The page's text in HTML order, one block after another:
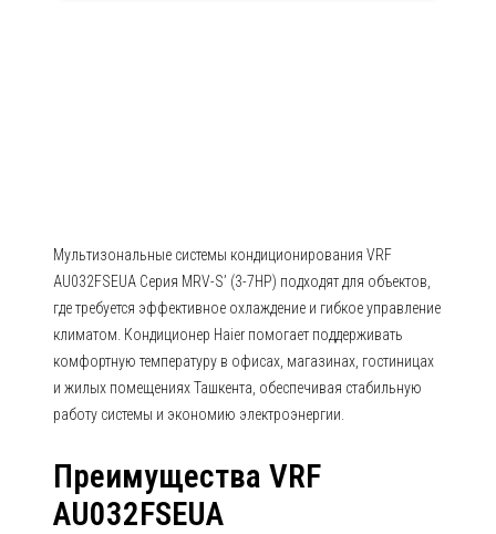
Мультизональные системы кондиционирования VRF
AU032FSEUA Серия MRV-S’ (3-7HP) подходят для объектов,
где требуется эффективное охлаждение и гибкое управление
климатом. Кондиционер Haier помогает поддерживать
комфортную температуру в офисах, магазинах, гостиницах
и жилых помещениях Ташкента, обеспечивая стабильную
работу системы и экономию электроэнергии.
Преимущества VRF
AU032FSEUA